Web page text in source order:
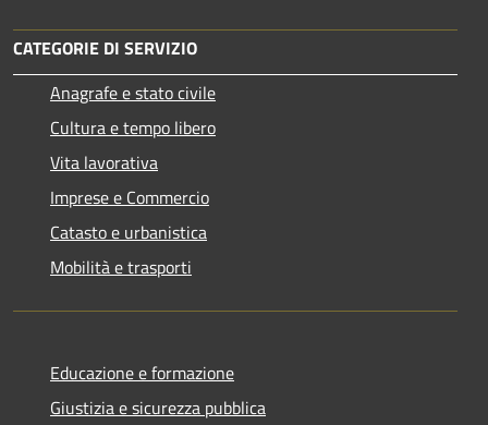
CATEGORIE DI SERVIZIO
Anagrafe e stato civile
Cultura e tempo libero
Vita lavorativa
Imprese e Commercio
Catasto e urbanistica
Mobilità e trasporti
Educazione e formazione
Giustizia e sicurezza pubblica